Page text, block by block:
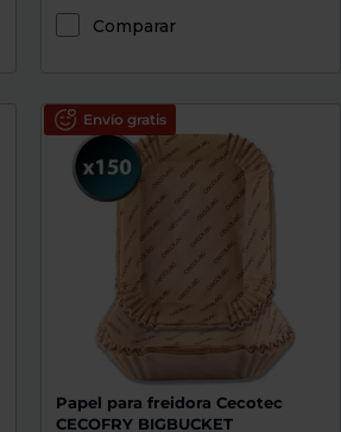
Comparar
Envío gratis
Papel para freidora Cecotec
CECOFRY BIGBUCKET